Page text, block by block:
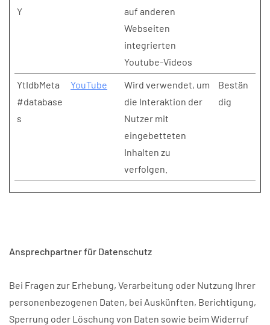
Y
auf anderen
Webseiten
integrierten
Youtube-Videos
YtIdbMeta
#database
s
YouTube
Wird verwendet, um
die Interaktion der
Nutzer mit
eingebetteten
Inhalten zu
verfolgen.
Bestän
dig
Ansprechpartner für Datenschutz
Bei Fragen zur Erhebung, Verarbeitung oder Nutzung Ihrer
personenbezogenen Daten, bei Auskünften, Berichtigung,
Sperrung oder Löschung von Daten sowie beim Widerruf